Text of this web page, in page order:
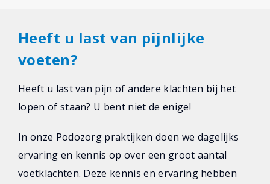
Heeft u last van pijnlijke
voeten?
Heeft u last van pijn of andere klachten bij het
lopen of staan? U bent niet de enige!
In onze Podozorg praktijken doen we dagelijks
ervaring en kennis op over een groot aantal
voetklachten. Deze kennis en ervaring hebben